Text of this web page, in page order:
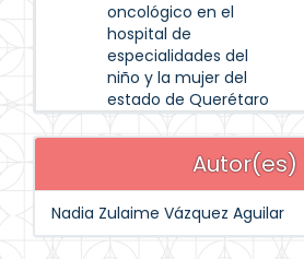
oncológico en el
hospital de
especialidades del
niño y la mujer del
estado de Querétaro
Autor(es)
Nadia Zulaime Vázquez Aguilar